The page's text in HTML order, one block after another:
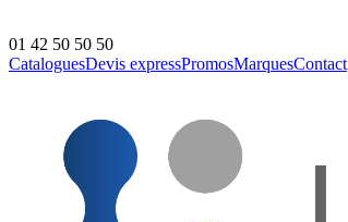
01 42 50 50 50
CataloguesDevis expressPromosMarquesContact